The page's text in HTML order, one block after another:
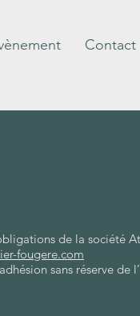
Contact
de la société
fougere.com
sans réserve de